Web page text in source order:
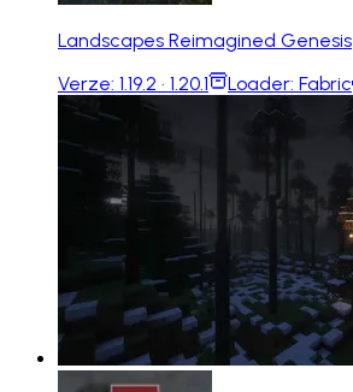
Landscapes Reimagined Genesis
Verze: 1.19.2 · 1.20.1 Loader: Fabric